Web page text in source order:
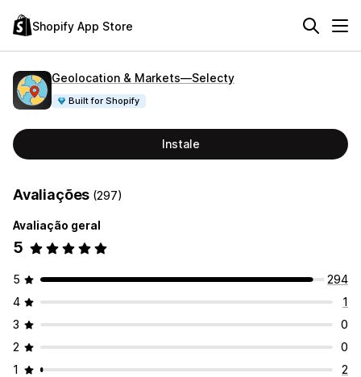
Shopify App Store
Geolocation & Markets—Selecty
Built for Shopify
Instale
Avaliações (297)
Avaliação geral
5
5
294
4
1
3
0
2
0
1
2